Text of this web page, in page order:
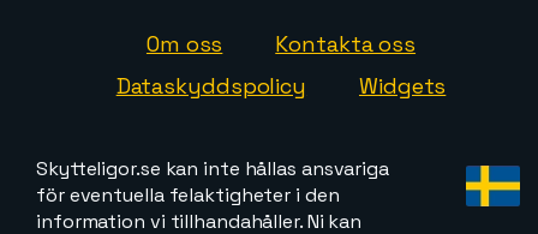
Om oss
Kontakta oss
Dataskyddspolicy
Widgets
Skytteligor.se kan inte hållas ansvariga
för eventuella felaktigheter i den
information vi tillhandahåller. Ni kan